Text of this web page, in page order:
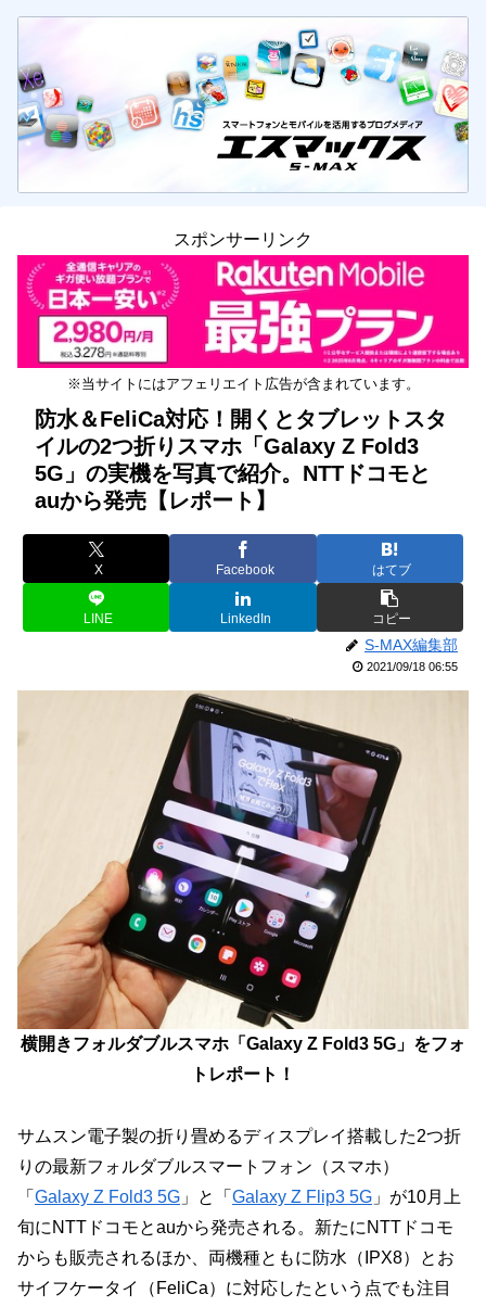
スポンサーリンク
※当サイトにはアフェリエイト広告が含まれています。
防水＆FeliCa対応！開くとタブレットスタ
イルの2つ折りスマホ「Galaxy Z Fold3
5G」の実機を写真で紹介。NTTドコモと
auから発売【レポート】
X Facebook はてブ
LINE LinkedIn コピー
S-MAX編集部
2021/09/18 06:55
横開きフォルダブルスマホ「Galaxy Z Fold3 5G」をフォ
トレポート！
サムスン電子製の折り畳めるディスプレイ搭載した2つ折
りの最新フォルダブルスマートフォン（スマホ）
「 Galaxy Z Fold3 5G 」と「 Galaxy Z Flip3 5G 」が10月上
旬にNTTドコモとauから発売される。新たにNTTドコモ
からも販売されるほか、両機種ともに防水（IPX8）とお
サイフケータイ（FeliCa）に対応したという点でも注目